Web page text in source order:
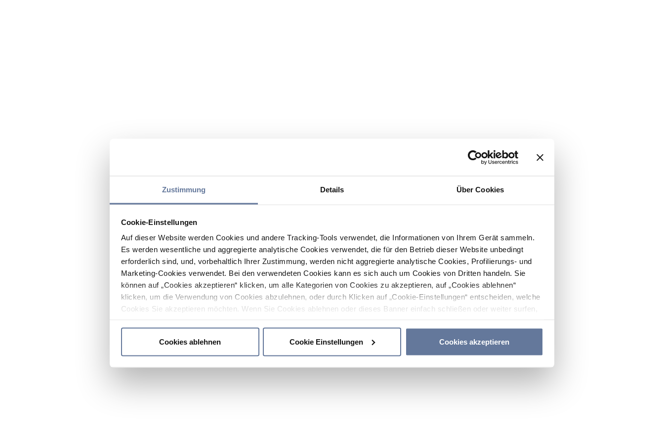
Zustimmung Details Über Cookies
Cookie-Einstellungen
Auf dieser Website werden Cookies und andere Tracking-Tools verwendet, die Informationen von Ihrem Gerät sammeln.
Es werden wesentliche und aggregierte analytische Cookies verwendet, die für den Betrieb dieser Website unbedingt
erforderlich sind, und, vorbehaltlich Ihrer Zustimmung, werden nicht aggregierte analytische Cookies, Profilierungs- und
Marketing-Cookies verwendet. Bei den verwendeten Cookies kann es sich auch um Cookies von Dritten handeln. Sie
können auf „Cookies akzeptieren“ klicken, um alle Kategorien von Cookies zu akzeptieren, auf „Cookies ablehnen“
klicken, um die Verwendung von Cookies abzulehnen, oder durch Klicken auf „Cookie-Einstellungen“ entscheiden, welche
Cookies Sie akzeptieren möchten. Wenn Sie Cookies ablehnen oder dieses Banner einfach schließen oder weiter surfen,
Cookies ablehnen
Cookie Einstellungen Cookies akzeptieren